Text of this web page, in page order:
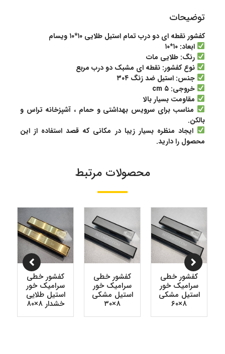
توضیحات
کفشور نقطه ای دو درب تمام استیل طلایی ۱۰*۱۰ ویسام
ابعاد: ۱۰*۱۰
رنگ: طلایی مات
نوع کفشور: نقطه ای مشبک دو درب مربع
جنس: استیل ضد زنگ ۳۰۴
خروجی: ۵ cm
مقاومت بسیار بالا
مناسب برای سرویس بهداشتی و حمام ، آشپزخانه تراس و
بالکن.
ایجاد منظره بسیار زیبا در مکانی که قصد استفاده از این
محصول را دارید.
محصولات مرتبط
کفشور خطی
سرامیک خور
استیل مشکی
۸×۶۰
کفشور خطی
سرامیک خور
استیل مشکی
۸×۳۰
کفشور خطی
سرامیک خور
استیل طلایی
خشدار ۸×۸۰